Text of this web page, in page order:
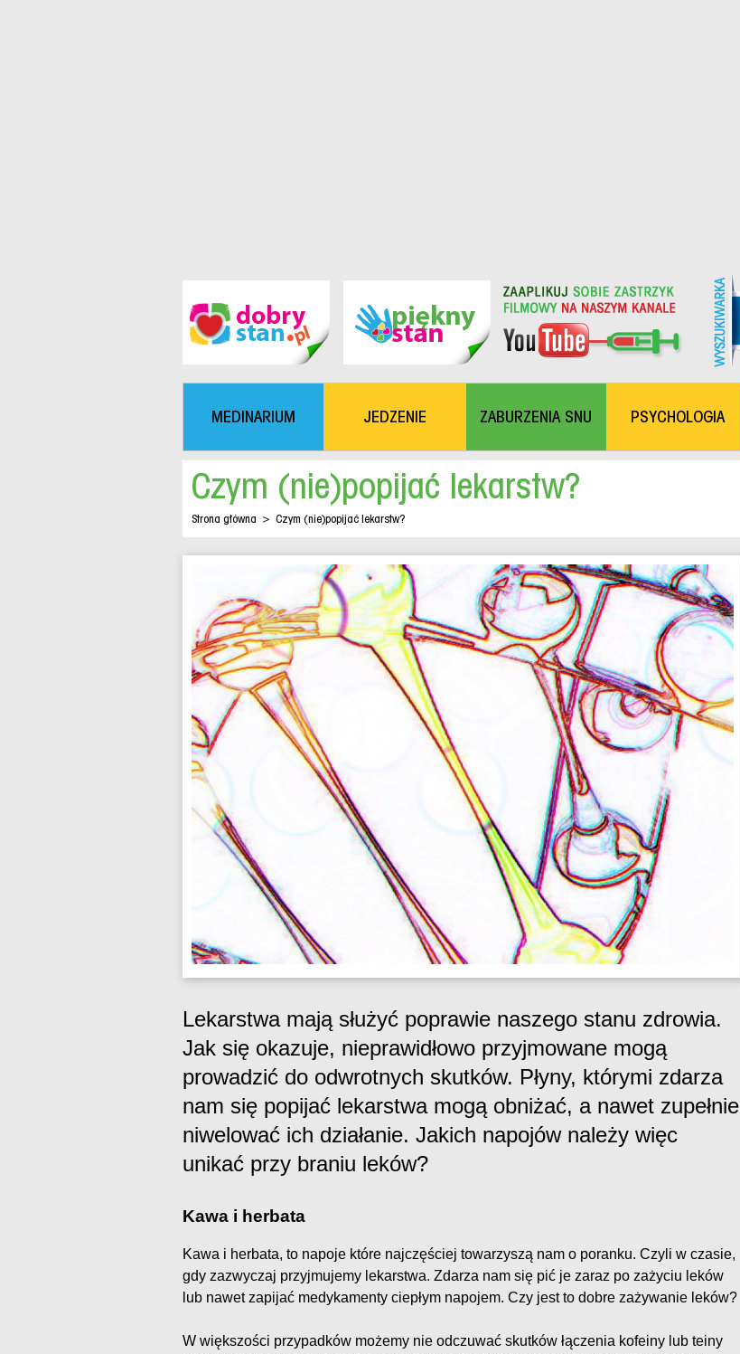
MEDINARIUM JEDZENIE ZABURZENIA SNU PSYCHOLOGIA
Czym (nie)popijać lekarstw?
Strona główna > Czym (nie)popijać lekarstw?
Lekarstwa mają służyć poprawie naszego stanu zdrowia.
Jak się okazuje, nieprawidłowo przyjmowane mogą
prowadzić do odwrotnych skutków. Płyny, którymi zdarza
nam się popijać lekarstwa mogą obniżać, a nawet zupełnie
niwelować ich działanie. Jakich napojów należy więc
unikać przy braniu leków?
Kawa i herbata
Kawa i herbata, to napoje które najczęściej towarzyszą nam o poranku. Czyli w czasie,
gdy zazwyczaj przyjmujemy lekarstwa. Zdarza nam się pić je zaraz po zażyciu leków
lub nawet zapijać medykamenty ciepłym napojem. Czy jest to dobre zażywanie leków?
W większości przypadków możemy nie odczuwać skutków łączenia kofeiny lub teiny